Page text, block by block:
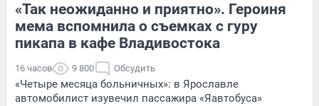
«Так неожиданно и приятно». Героиня
мема вспомнила о съемках с гуру
пикапа в кафе Владивостока
16 часов 9 800 Обсудить
«Четыре месяца больничных»: в Ярославле
автомобилист изувечил пассажира «Яавтобуса»